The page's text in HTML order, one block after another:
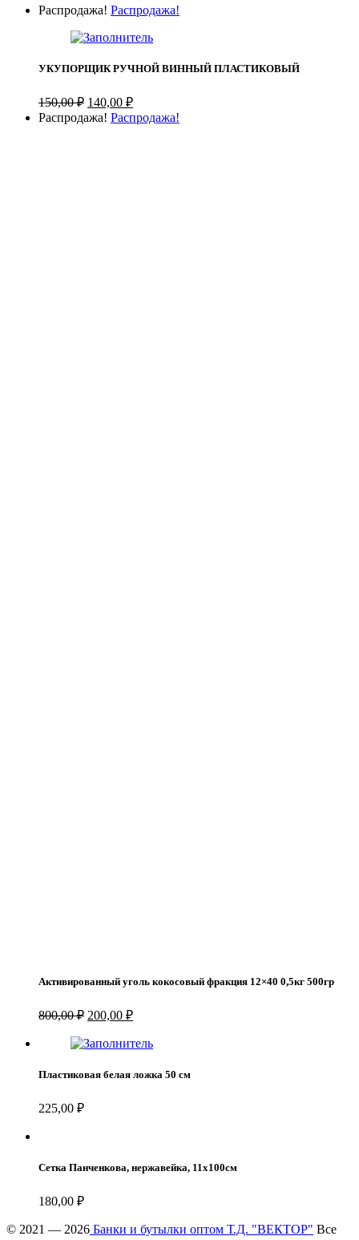
Распродажа! Распродажа!
УКУПОРЩИК РУЧНОЙ ВИННЫЙ ПЛАСТИКОВЫЙ
150,00₽ Первоначальная
цена
составляла
140,00 ₽Текущая
цена:
Распродажа! Распродажа!
Активированный уголь кокосовый фракция 12×40 0,5кг 500гр
800,00₽ Первоначальная
составляла
200,00 ₽Текущая
200,00 ₽.
Пластиковая белая ложка 50 см
225,00 ₽
Сетка Панченкова, нержавейка, 11х100см
180,00 ₽
© 2021 — 2026 Банки и бутылки оптом Т.Д. "ВЕКТОР" Все